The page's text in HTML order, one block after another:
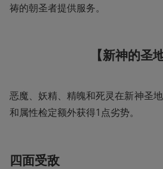
祷的朝圣者提供服务。
【新神的圣地
恶魔、妖精、精魄和死灵在新神圣
和属性检定额外获得1点劣势。
四面受敌